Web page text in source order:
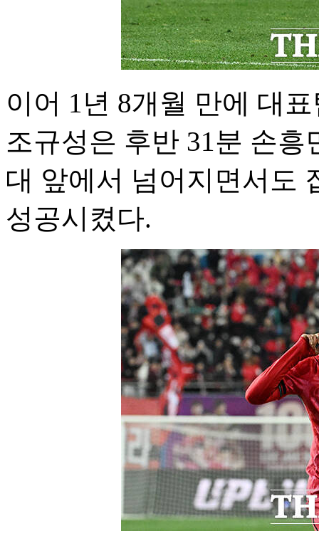
이어 1년 8개월 만에 대
조규성은 후반 31분 손
대 앞에서 넘어지면서도
성공시켰다.